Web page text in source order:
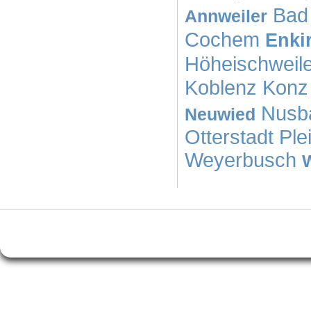
Annweiler
Cochem
Koblenz Konz
Neuwied
Otterstadt
Weyerbusch